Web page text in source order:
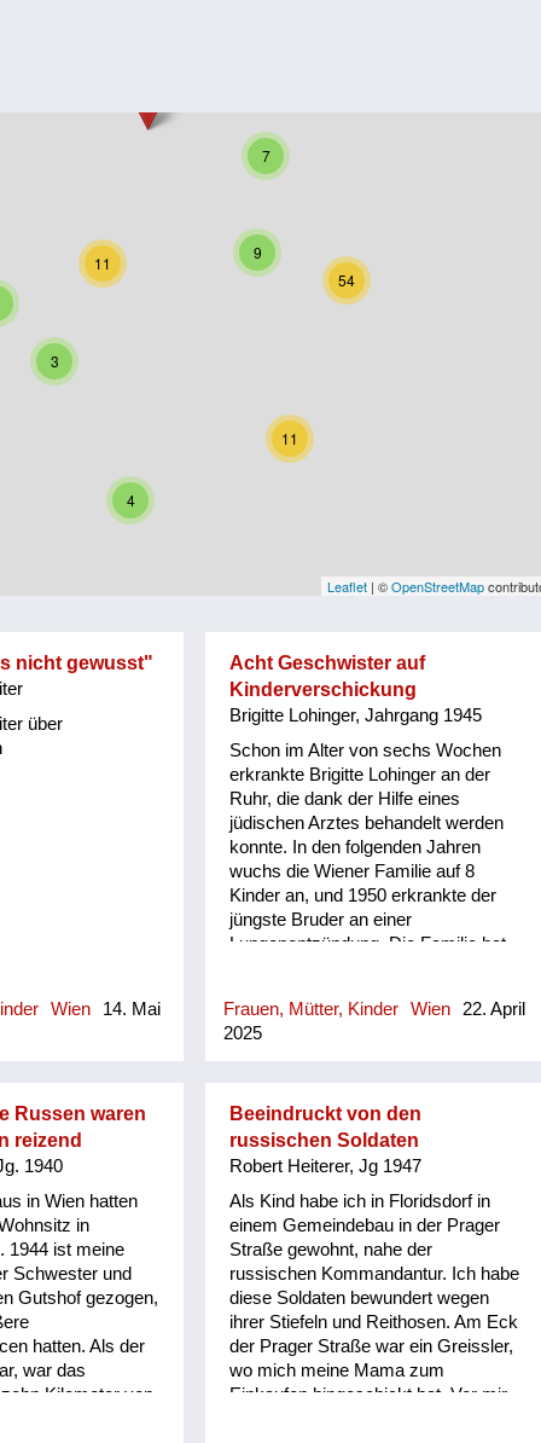
4
7
3
9
11
54
11
Leaflet | ©OpenStreetMap
nicht gewusst"
über
Wien
14. Mai
Acht Geschwister auf
Kinderverschickung
Brigitte Lohinger, Jahrgang 1945
Schon im Alter von sechs Wochen
erkrankte Brigitte Lohinger an der
Ruhr, die dank der Hilfe eines
jüdischen Arztes behandelt werden
konnte. In den folgenden Jahren
wuchs die Wiener Familie auf 8
Kinder an, und 1950 erkrankte der
jüngste Bruder an einer
Lungenentzündung. Die Familie hat
Kinder der Familie aufzupäppeln,
wurden sie ins Ausland verschickt.
in die Schweiz und schließlich nach
Dänemark zu einer alleinstehenden
Frau, die sich liebevoll um die Kinder
Lohinger zusammen mit einem
Geschwisterteil verschickt. Die
Eltern wussten nicht, wo genau ihre
Kinder untergebracht wurden. Wie
konnten sie das aushalten?
Dennoch schien es die einzige
Möglichkeit zu sein, die Kinder zu
versorgen. Brigitte Lohinger selbst
Frauen, Mütter, Kinder Wien
22. April
2025
Russen waren
reizend
1940
in Wien hatten
in
1944 ist meine
Schwester und
Gutshof gezogen,
hatten. Als der
war das
Kilometer von
Beeindruckt von den
russischen Soldaten
Robert Heiterer, Jg 1947
Als Kind habe ich in Floridsdorf in
einem Gemeindebau in der Prager
Straße gewohnt, nahe der
russischen Kommandantur. Ich habe
diese Soldaten bewundert wegen
ihrer Stiefeln und Reithosen. Am Eck
der Prager Straße war ein Greissler,
wo mich meine Mama zum
Einkaufen hingeschickt hat. Vor mir